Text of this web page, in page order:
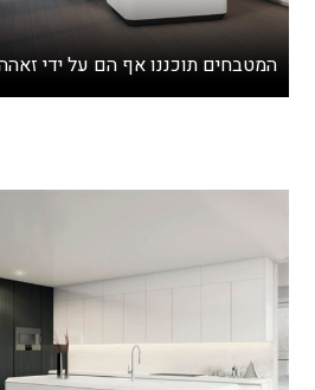
המטבחים תוכננו אף הם על ידי